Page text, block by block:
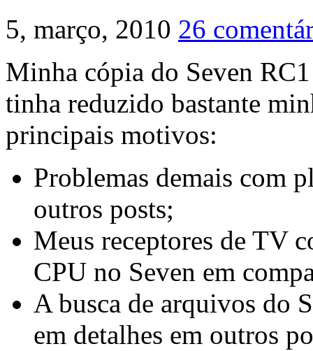
5, março, 2010 26
Minha cópia do Seven
tinha reduzido bastante
principais motivos:
Problemas demais com
outros posts;
Meus receptores de TV
CPU no Seven em
A busca de arquivos do
em detalhes em outros